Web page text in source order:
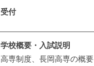
受付
学校概要・入試説明
高専制度、長岡高専の概要